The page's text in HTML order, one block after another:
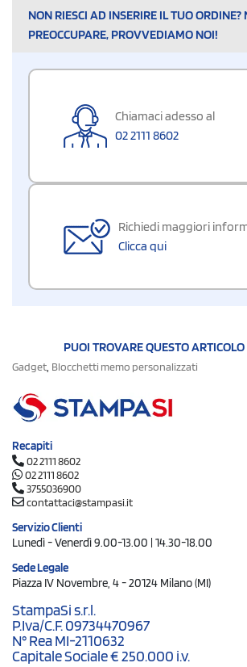
NON RIESCI AD INSERIRE IL TUO ORDINE?
PREOCCUPARE, PROVVEDIAMO NOI!
Chiamaci adesso al
02 2111 8602
Richiedi maggiori
Clicca qui
PUOI TROVARE QUESTO
Gadget, Blocchetti memo personalizzati
Recapiti
02 2111 8602
02 2111 8602
3755036900
contattaci@stampasi.it
Servizio Clienti
Lunedì - Venerdì 9.00-13.00 | 14.30-18.00
Sede Legale
Piazza IV Novembre, 4 - 20124 Milano (MI)
StampaSi s.r.l.
P.Iva/C.F. 09734470967
N° Rea MI-2110632
Capitale Sociale € 250.000 i.v.